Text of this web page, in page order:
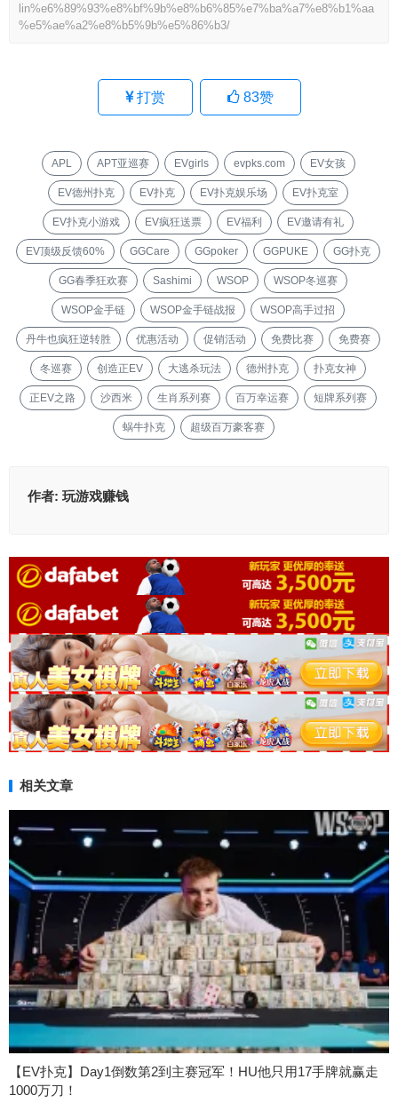
lin%e6%89%93%e8%bf%9b%e8%b6%85%e7%ba%a7%e8%b1%aa
%e5%ae%a2%e8%b5%9b%e5%86%b3/
打赏 83赞
APL APT亚巡赛 EVgirls evpks.com EV女孩
EV德州扑克 EV扑克 EV扑克娱乐场 EV扑克室
EV扑克小游戏 EV疯狂送票 EV福利 EV邀请有礼
EV顶级反馈60% GGCare GGpoker GGPUKE GG扑克
GG春季狂欢赛 Sashimi WSOP WSOP冬巡赛
WSOP金手链 WSOP金手链战报 WSOP高手过招
丹牛也疯狂逆转胜 优惠活动 促销活动 免费比赛 免费赛
冬巡赛 创造正EV 大逃杀玩法 德州扑克 扑克女神
正EV之路 沙西米 生肖系列赛 百万幸运赛 短牌系列赛
蜗牛扑克 超级百万豪客赛
作者: 玩游戏赚钱
相关文章
【EV扑克】Day1倒数第2到主赛冠军！HU他只用17手牌就赢走
1000万刀！